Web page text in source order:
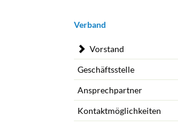
Navigation
Verband
Vorstand
Geschäftsstelle
Ansprechpartner
Kontaktmöglichkeiten